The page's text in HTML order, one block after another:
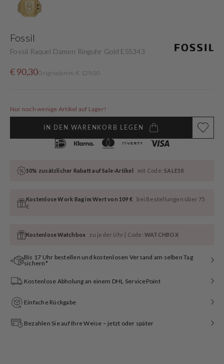
Fossil
Fossil Raquel Damen Ringuhr Gold ES5343
Verkaufspreis
€ 90,30
NormalerOriginalpreis: € 129,00
Nur noch wenige Artikel auf Lager!
IN DEN WARENKORB LEGEN
10% zusätzlicher Rabatt auf Sale-Artikel mit Code:SALE10
Kostenlose Work Bag im Wert von 109 €
bei Bestellungen über 75
€
Kostenlose Watchbox zu jeder Uhr | Code:WATCHBOX
Bis 17 Uhr bestellen und kostenlosen Versand am selben Tag
sichern*
Kostenlose Abholung an einem DHL ServicePoint
Einfache Rückgabe
Bezahlen Sie auf Ihre Weise – jetzt oder später